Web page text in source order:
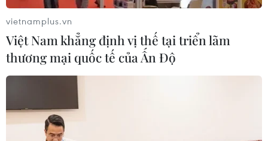
triển bền vững.
vietnamplus.vn
Việt Nam khẳng định vị thế tại triển lãm
thương mại quốc tế của Ấn Độ